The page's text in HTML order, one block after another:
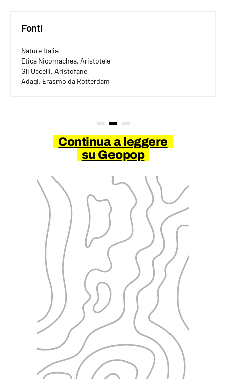
Fonti
Nature Italia
Etica Nicomachea, Aristotele
Gli Uccelli, Aristofane
Adagi, Erasmo da Rotterdam
Continua a leggere
su Geopop